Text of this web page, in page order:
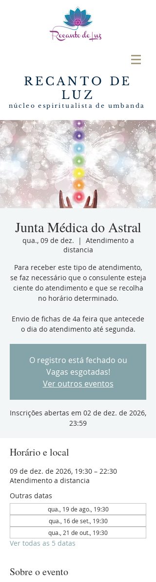
RECANTO DE
LUZ
núcleo espiritualista de umbanda
Junta Médica do Astral
qua., 09 de dez.
  |
Atendimento a
distancia
Para receber este tipo de atendimento,
se faz necessário que o consulente esteja
ciente do atendimento e que se recolha
no horário determinado.
Envio de fichas de 4a feira que antecede
o dia do atendimento até segunda.
O registro está fechado ou
Vagas esgotadas!
Ver outros eventos
Inscrições abertas em 02 de dez. de 2026,
23:59
Horário e local
09 de dez. de 2026, 19:30 – 22:30
Atendimento a distancia
Outras datas
qua., 19 de ago., 19:30
qua., 16 de set., 19:30
qua., 21 de out., 19:30
Ver todas as 5 datas
Sobre o evento